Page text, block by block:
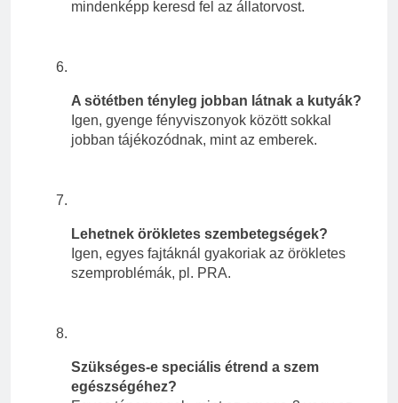
mindenképp keresd fel az állatorvost.
A sötétben tényleg jobban látnak a kutyák?
Igen, gyenge fényviszonyok között sokkal
jobban tájékozódnak, mint az emberek.
Lehetnek örökletes szembetegségek?
Igen, egyes fajtáknál gyakoriak az örökletes
szemproblémák, pl. PRA.
Szükséges-e speciális étrend a szem
egészségéhez?